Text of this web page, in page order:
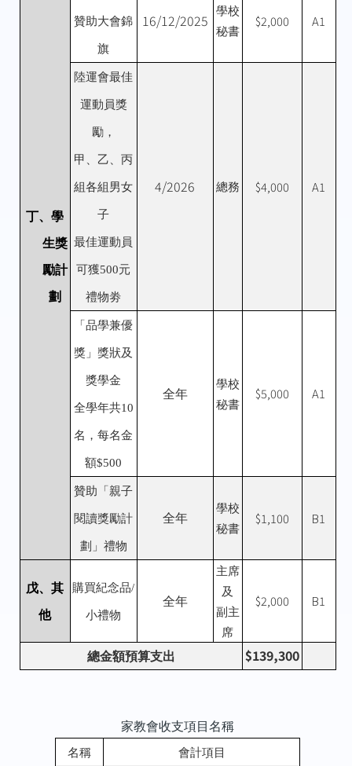
丁、學
生獎
勵計
劃
贊助大會錦
旗
16/12/2025
學校
秘書
$2,000 A1
陸運會最佳
運動員獎
勵，
甲、乙、丙
組各組男女
子
最佳運動員
可獲500元
禮物劵
4/2026 總務 $4,000 A1
「品學兼優
獎」獎狀及
獎學金
全學年共10
名，每名金
額$500
全年
學校
秘書
$5,000 A1
贊助「親子
閱讀獎勵計
劃」禮物
全年
學校
秘書
$1,100 B1
戊、其
他
購買紀念品/
小禮物
全年
主席
及
副主
席
$2,000 B1
總金額預算支出 $139,300
家教會收支項目名稱
名稱 會計項目